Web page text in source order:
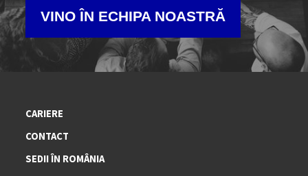
VINO ÎN ECHIPA NOASTRĂ
CARIERE
CONTACT
SEDII ÎN ROMÂNIA